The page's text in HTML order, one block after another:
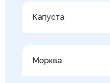
Капуста
Морква